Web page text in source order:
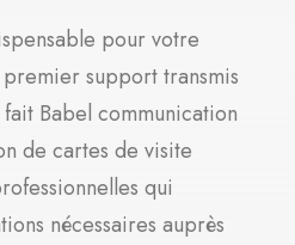
pour votre
support transmis
Babel communication
de cartes de visite
qui
nécessaires auprès